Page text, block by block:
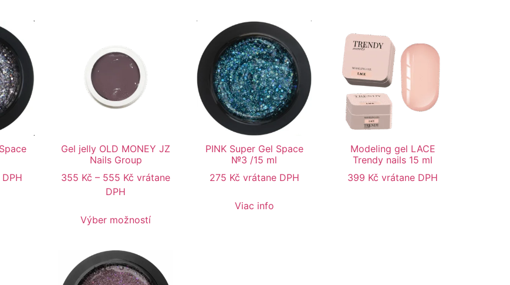
Gel jelly OLD MONEY JZ
Nails Group
355 Kč – 555 Kč vrátane
DPH
Výber možností
PINK Super Gel Space
№3 /15 ml
275 Kč vrátane DPH
Viac info
Modeling gel LACE
Trendy nails 15 ml
399 Kč vrátane DPH